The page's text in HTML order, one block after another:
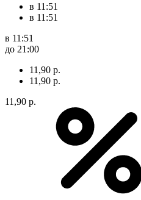
в 11:51
в 11:51
в 11:51
до 21:00
11,90 р.
11,90 р.
11,90 р.